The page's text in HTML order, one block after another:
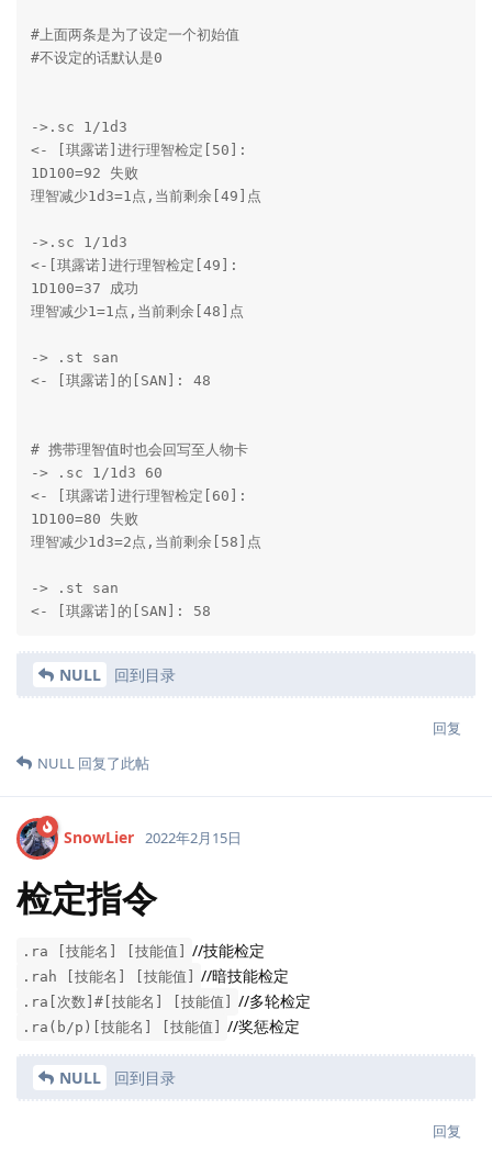
#上面两条是为了设定一个初始值
#不设定的话默认是0
->.sc 1/1d3
<- [琪露诺]进行理智检定[50]:
1D100=92 失败
理智减少1d3=1点,当前剩余[49]点
->.sc 1/1d3
<-[琪露诺]进行理智检定[49]:
1D100=37 成功
理智减少1=1点,当前剩余[48]点
-> .st san
<- [琪露诺]的[SAN]: 48
# 携带理智值时也会回写至人物卡
-> .sc 1/1d3 60
<- [琪露诺]进行理智检定[60]:
1D100=80 失败
理智减少1d3=2点,当前剩余[58]点
-> .st san
<- [琪露诺]的[SAN]: 58
NULL 回到目录
回复
NULL 回复了此帖
SnowLier 2022年2月15日
检定指令
.ra [技能名] [技能值] //技能检定
.rah [技能名] [技能值] //暗技能检定
.ra[次数]#[技能名] [技能值] //多轮检定
.ra(b/p)[技能名] [技能值] //奖惩检定
NULL 回到目录
回复